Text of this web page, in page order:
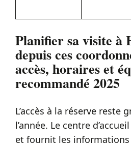
Planifier sa visite à
depuis ces
accès, horaires et
recommandé 2025
L’accès à la réserve reste
l’année. Le centre
et fournit les informations